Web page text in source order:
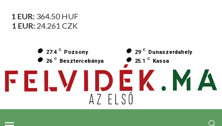
1 EUR: 364.50HUF
1 EUR: 24.261 CZK
27.4 C Pozsony 29 C
Dunaszerdahely
26 C Besztercebánya 25.1 C Kassa